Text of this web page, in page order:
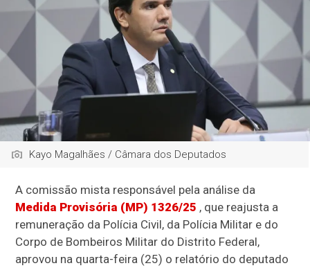
Kayo Magalhães / Câmara dos Deputados
A comissão mista responsável pela análise da
Medida Provisória (MP) 1326/25 , que reajusta a
remuneração da Polícia Civil, da Polícia Militar e do
Corpo de Bombeiros Militar do Distrito Federal,
aprovou na quarta-feira (25) o relatório do deputado